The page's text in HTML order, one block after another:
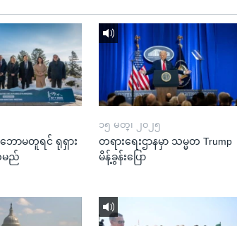
ောမတူရင် ရုရှား
မည်
၁၅ မတ္၊ ၂၀၂၅
တရားရေးဌာနမှာ သမ္မတ Trump
မိန့်ခွန်းပြော